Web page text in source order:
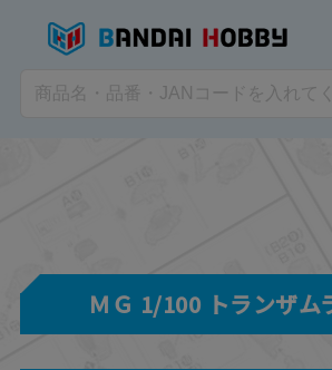
ＭＧ 1/100 トランザム